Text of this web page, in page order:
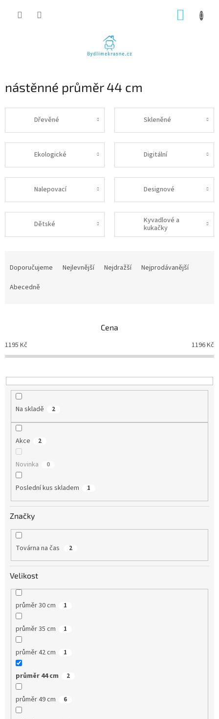
nástěnné průměr 44 cm
Dřevěné Skleněné
Ekologické Digitální
Nalepovací Designové
Dětské
Kyvadlové a
kukačky
o
d
k
t
Doporučujeme Nejlevnější Nejdražší
Nejprodávanější
Abecedně
Cena
1195 Kč 1196Kč
Na skladě 2
Akce 2
Novinka 0
Poslední kus skladem 1
Značky
Továrna na čas 2
Velikost
průměr 30 cm 1
průměr 35 cm 1
průměr 42 cm 1
průměr 44 cm 2
průměr 49 cm 6